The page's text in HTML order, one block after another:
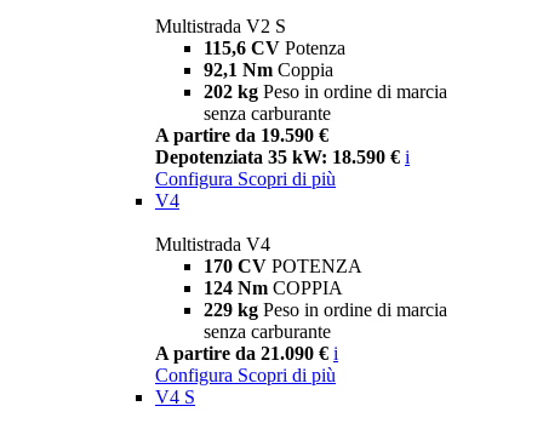
Multistrada V2 S
115,6 CV Potenza
92,1 Nm Coppia
202 kg Peso in ordine di marcia
senza carburante
A partire da 19.590 €
Depotenziata 35 kW: 18.590 € i
Configura Scopri di più
V4
Multistrada V4
170 CV POTENZA
124 Nm COPPIA
229 kg Peso in ordine di marcia
senza carburante
A partire da 21.090 € i
Configura Scopri di più
V4 S